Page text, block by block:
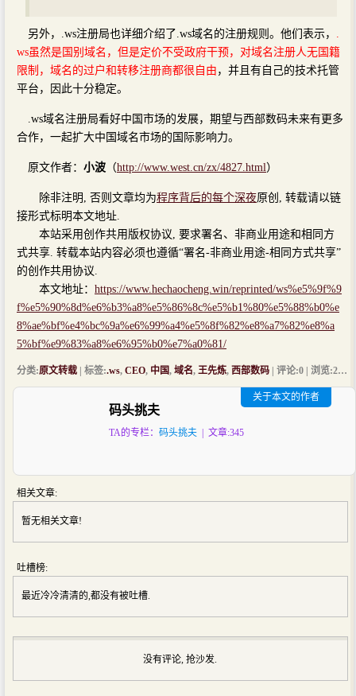
另外，.ws注册局也详细介绍了.ws域名的注册规则。他们表示， .
ws虽然是国别域名，但是定价不受政府干预，对域名注册人无国籍
限制，域名的过户和转移注册商都很自由 ，并且有自己的技术托管
平台，因此十分稳定。
.ws域名注册局看好中国市场的发展，期望与西部数码未来有更多
合作，一起扩大中国域名市场的国际影响力。
原文作者： 小波 （http://www.west.cn/zx/4827.html）
除非注明, 否则文章均为程序背后的每个深夜原创, 转载请以链
接形式标明本文地址.
本站采用创作共用版权协议, 要求署名、非商业用途和相同方
式共享. 转载本站内容必须也遵循“署名-非商业用途-相同方式共享”
的创作共用协议.
本文地址： https://www.hechaocheng.win/reprinted/ws%e5%9f%9
f%e5%90%8d%e6%b3%a8%e5%86%8c%e5%b1%80%e5%88%b0%e
8%ae%bf%e4%bc%9a%e6%99%a4%e5%8f%82%e8%a7%82%e8%a
5%bf%e9%83%a8%e6%95%b0%e7%a0%81/
分类:原文转载 | 标签:.ws, CEO, 中国, 域名, 王先炼, 西部数码 | 评论:0 | 浏览:2050
码头挑夫
TA的专栏： 码头挑夫 | 文章:345
关于本文的作者
相关文章:
暂无相关文章!
吐槽榜:
最近冷冷清清的,都没有被吐槽.
没有评论, 抢沙发.